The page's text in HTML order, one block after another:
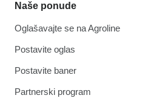
Naše ponude
Oglašavajte se na Agroline
Postavite oglas
Postavite baner
Partnerski program